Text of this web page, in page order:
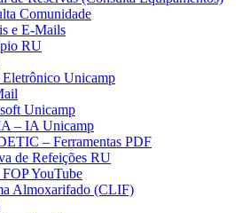
Comunidade
e E-Mails
RU
Eletrônico Unicamp
Unicamp
– IA Unicamp
– Ferramentas PDF
de Refeições RU
YouTube
Almoxarifado (CLIF)